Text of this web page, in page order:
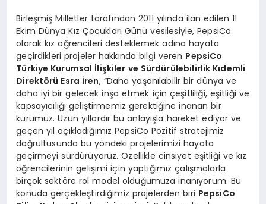
Birleşmiş Milletler tarafından 2011 yılında ilan edilen 11
Ekim Dünya Kız Çocukları Günü vesilesiyle, PepsiCo
olarak kız öğrencileri desteklemek adına hayata
geçirdikleri projeler hakkında bilgi veren PepsiCo
Türkiye Kurumsal İlişkiler ve Sürdürülebilirlik Kıdemli
Direktörü Esra İren, “Daha yaşanılabilir bir dünya ve
daha iyi bir gelecek inşa etmek için çeşitliliği, eşitliği ve
kapsayıcılığı geliştirmemiz gerektiğine inanan bir
kurumuz. Uzun yıllardır bu anlayışla hareket ediyor ve
geçen yıl açıkladığımız PepsiCo Pozitif stratejimiz
doğrultusunda bu yöndeki projelerimizi hayata
geçirmeyi sürdürüyoruz. Özellikle cinsiyet eşitliği ve kız
öğrencilerinin gelişimi için yaptığımız çalışmalarla
birçok sektöre rol model olduğumuza inanıyorum. Bu
konuda gerçekleştirdiğimiz projelerden biri PepsiCo